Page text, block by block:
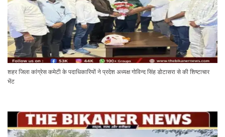
शहर जिला कांग्रेस कमेटी के पदाधिकारियों ने प्रदेश अध्यक्ष गोविन्द सिंह डोटासरा से की शिष्टाचार
भेंट